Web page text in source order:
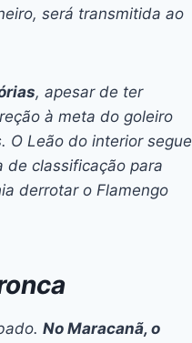
será transmitida ao
, apesar de ter
à meta do goleiro
O Leão do interior segue
de classificação para
derrotar o Flamengo
No Maracanã, o